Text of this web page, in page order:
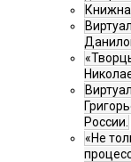
России.
«Не